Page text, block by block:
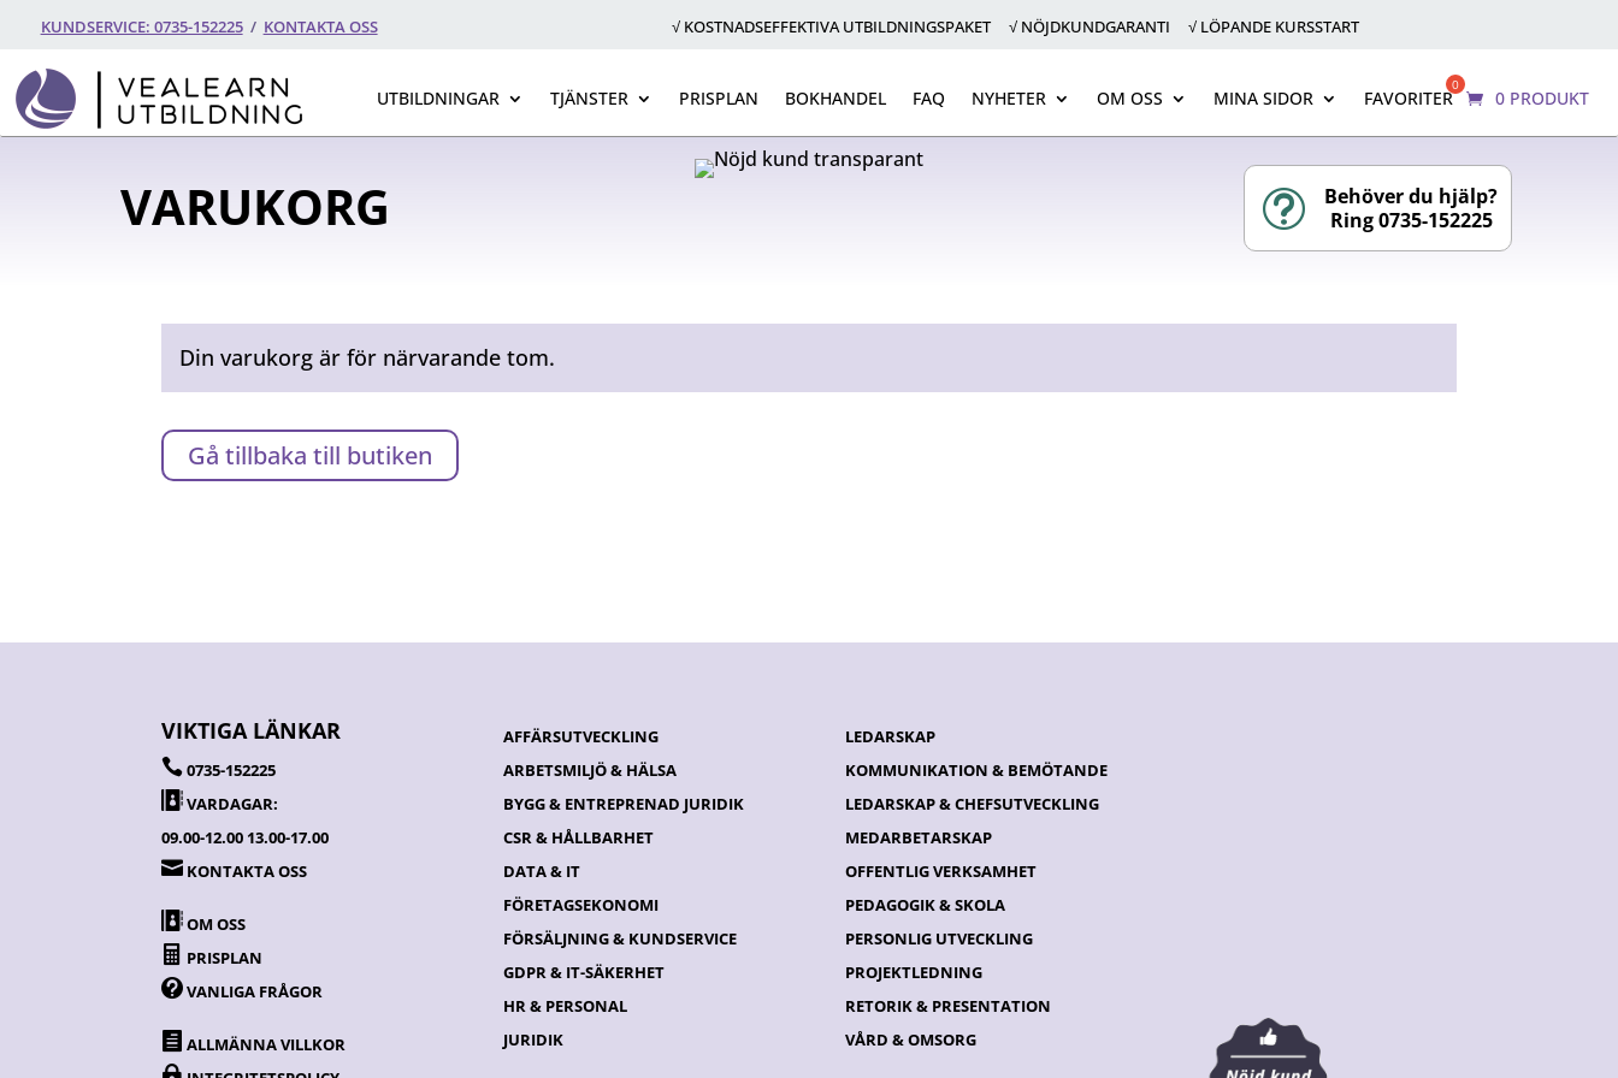
KUNDSERVICE: 0735-152225/ KONTAKTA OSS √ KOSTNADSEFFEKTIVA UTBILDNINGSPAKET √ NÖJDKUNDGARANTI √ LÖPANDE KURSSTART
UTBILDNINGAR TJÄNSTER PRISPLAN BOKHANDEL FAQ NYHETER OM OSS MINA SIDOR FAVORITER 0 PRODUKT
VARUKORG t
Behöver du hjälp?
Ring 0735-152225
Din varukorg är för närvarande tom.
Gå tillbaka till butiken
VIKTIGA LÄNKAR
0735-152225
VARDAGAR:
09.00-12.00 13.00-17.00
 KONTAKTA OSS
OM OSS
 PRISPLAN
VANLIGA FRÅGOR
 ALLMÄNNA VILLKOR
AFFÄRSUTVECKLING
ARBETSMILJÖ & HÄLSA
BYGG & ENTREPRENAD JURIDIK
CSR & HÅLLBARHET
DATA & IT
FÖRETAGSEKONOMI
FÖRSÄLJNING & KUNDSERVICE
GDPR & IT-SÄKERHET
HR & PERSONAL
JURIDIK
LEDARSKAP
KOMMUNIKATION & BEMÖTANDE
LEDARSKAP & CHEFSUTVECKLING
MEDARBETARSKAP
OFFENTLIG VERKSAMHET
PEDAGOGIK & SKOLA
PERSONLIG UTVECKLING
PROJEKTLEDNING
RETORIK & PRESENTATION
VÅRD & OMSORG